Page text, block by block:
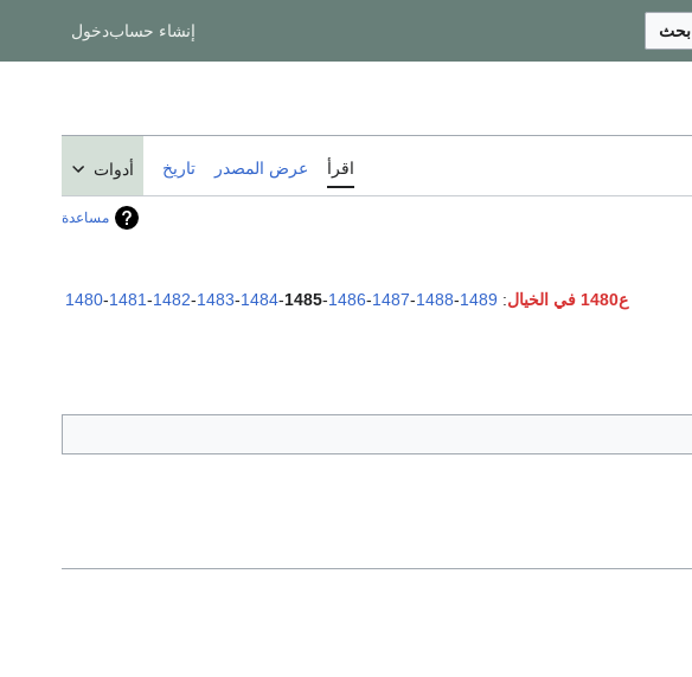
بحث إنشاء حسابدخول
اقرأ عرض المصدر تاريخ أدوات
مساعدة
ع1480 في الخيال :
1480-1481-1482-1483-1484-1485-1486-1487-1488-1489